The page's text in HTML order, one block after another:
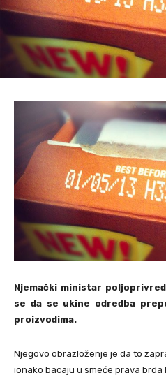
Njemački ministar
se da se ukine odredba
proizvodima.
Njegovo obrazloženje je da to
ionako bacaju u smeće prava brda